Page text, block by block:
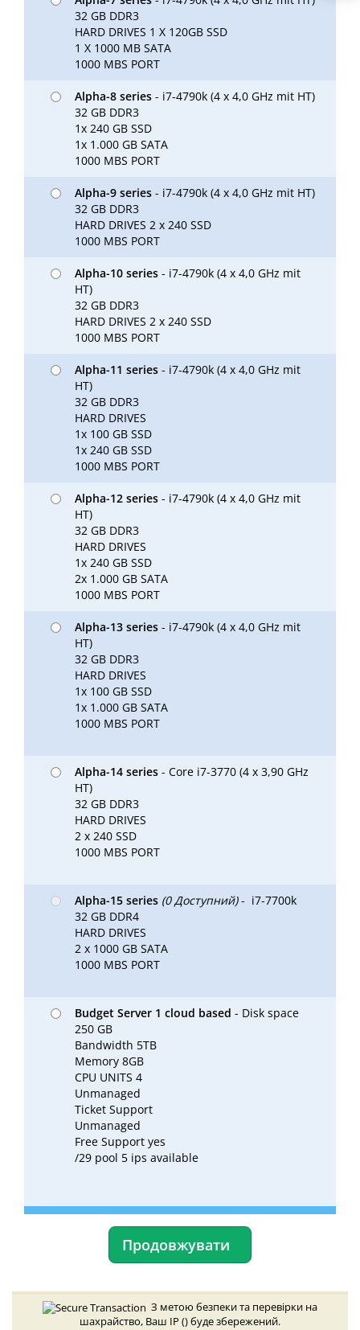
32 GB DDR3
HARD DRIVES 1 X 120GB SSD
1 X 1000 MB SATA
1000 MBS PORT
Alpha-8 series - i7-4790k (4 x 4,0 GHz mit HT)
32 GB DDR3
1x 240 GB SSD
1x 1.000 GB SATA
1000 MBS PORT
Alpha-9 series - i7-4790k (4 x 4,0 GHz mit HT)
32 GB DDR3
HARD DRIVES 2 x 240 SSD
1000 MBS PORT
Alpha-10 series - i7-4790k (4 x 4,0 GHz mit
HT)
32 GB DDR3
HARD DRIVES 2 x 240 SSD
1000 MBS PORT
Alpha-11 series - i7-4790k (4 x 4,0 GHz mit
HT)
32 GB DDR3
HARD DRIVES
1x 100 GB SSD
1x 240 GB SSD
1000 MBS PORT
Alpha-12 series - i7-4790k (4 x 4,0 GHz mit
HT)
32 GB DDR3
HARD DRIVES
1x 240 GB SSD
2x 1.000 GB SATA
1000 MBS PORT
Alpha-13 series - i7-4790k (4 x 4,0 GHz mit
HT)
32 GB DDR3
HARD DRIVES
1x 100 GB SSD
1x 1.000 GB SATA
1000 MBS PORT
Alpha-14 series - Core i7-3770 (4 x 3,90 GHz
HT)
32 GB DDR3
HARD DRIVES
2 x 240 SSD
1000 MBS PORT
Alpha-15 series (0 Доступний)- i7-7700k
32 GB DDR4
HARD DRIVES
2 x 1000 GB SATA
1000 MBS PORT
Budget Server 1 cloud based - Disk space
250 GB
Bandwidth 5TB
Memory 8GB
CPU UNITS 4
Unmanaged
Ticket Support
Unmanaged
Free Support yes
/29 pool 5 ips available
Продовжувати
З метою безпеки та перевірки на
шахрайство, Ваш IP () буде збережений.